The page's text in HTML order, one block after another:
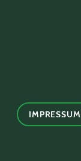
IMPRESSUM